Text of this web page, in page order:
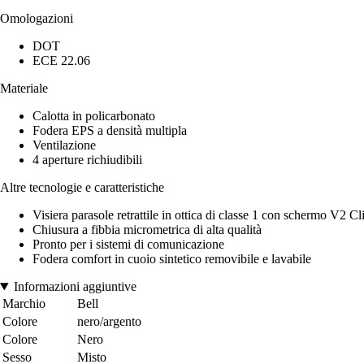
Omologazioni
DOT
ECE 22.06
Materiale
Calotta in policarbonato
Fodera EPS a densità multipla
Ventilazione
4 aperture richiudibili
Altre tecnologie e caratteristiche
Visiera parasole retrattile in ottica di classe 1 con schermo V2
Chiusura a fibbia micrometrica di alta qualità
Pronto per i sistemi di comunicazione
Fodera comfort in cuoio sintetico removibile e lavabile
Informazioni aggiuntive
Marchio
Bell
Colore
nero/argento
Colore
Nero
Sesso
Misto